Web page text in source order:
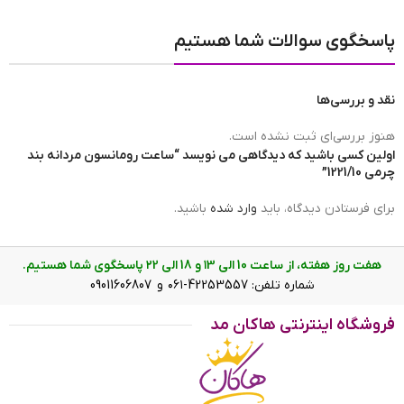
مبدا برند ساعت
برند ساعت
ضد آب
عرض بند 23 mm
رنگ صفحه
ویژگی ساعت رومانسون مردانه بند
پاسخگوی سوالات شما هستیم
نقد و بررسی‌ها
هنوز بررسی‌ای ثبت نشده است.
اولین کسی باشید که دیدگاهی می نویسد “ساعت رومانسون مردانه بند
چرمی 1221/10”
برای فرستادن دیدگاه، باید وارد شده باشید.
هفت روز هفته، از ساعت 10 الی ۱3 و 18 الی ۲2 پاسخگوی شما هستیم.
شماره تلفن: 42253557-۰۶۱ و 09011606807
فروشگاه اینترنتی هاکان مد